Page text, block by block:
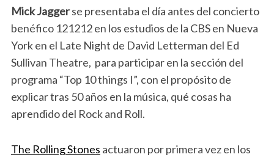
Mick Jaggerse presentaba el día antes del concierto
benéfico 121212 en los estudios de la CBS en Nueva
York en el Late Night de David Letterman del Ed
Sullivan Theatre, para participar en la sección del
programa “Top 10 things I”, con el propósito de
explicar tras 50 años en la música, qué cosas ha
aprendido del Rock and Roll.
The Rolling Stones actuaron por primera vez en los